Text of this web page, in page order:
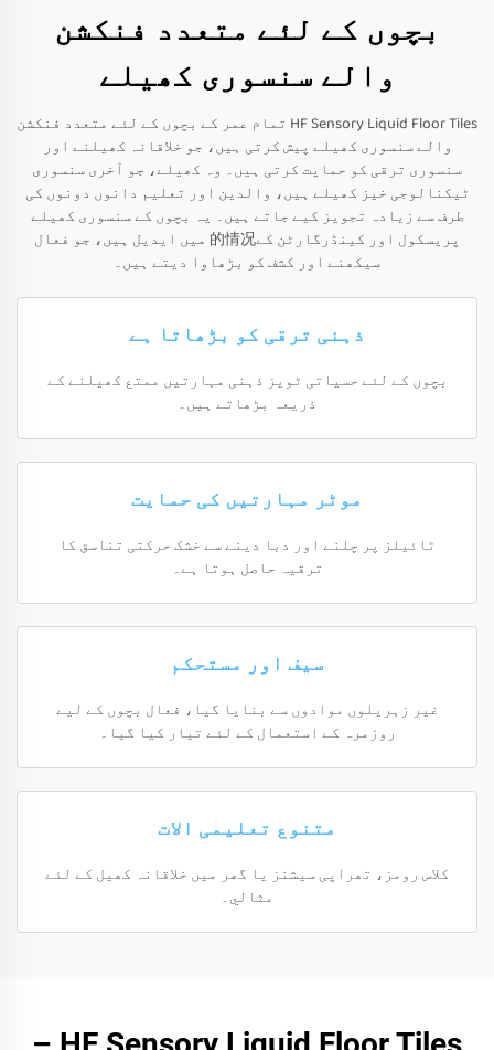
بچوں کے لئے متعدد فنکشن
والے سنسوری کھیلے
HF Sensory Liquid Floor Tiles تمام عمر کے بچوں کے لئے متعدد فنکشن
والے سنسوری کھیلے پیش کرتی ہیں، جو خلاقانہ کھیلنے اور
سنسوری ترقی کو حمایت کرتی ہیں۔ وہ کھیلے، جو آخری سنسوری
ٹیکنالوجی خیز کھیلے ہیں، والدین اور تعلیم دانوں دونوں کی
طرف سے زیادہ تجویز کیے جاتے ہیں۔ یہ بچوں کے سنسوری کھیلے
پریسکول اور کینڈرگارٹن کے的情况 میں ایدیل ہیں، جو فعال
سیکھنے اور کشف کو بڑھاوا دیتے ہیں۔
ذہنی ترقی کو بڑھاتا ہے
بچوں کے لئے حسیاتی ٹویز ذہنی مہارتیں ممتع کھیلنے کے
ذریعہ بڑھاتے ہیں۔
موٹر مہارتیں کی حمایت
ٹائیلز پر چلنے اور دبا دینے سے خشک حرکتی تناسق کا
ترقیہ حاصل ہوتا ہے۔
سیف اور مستحکم
غیر زہریلوں موادوں سے بنایا گیا، فعال بچوں کے لیے
روزمرہ کے استعمال کے لئے تیار کیا گیا۔
متنوع تعلیمی الات
کلاس رومز، تھراپی سیشنز یا گھر میں خلاقانہ کھیل کے لئے
مثالي۔